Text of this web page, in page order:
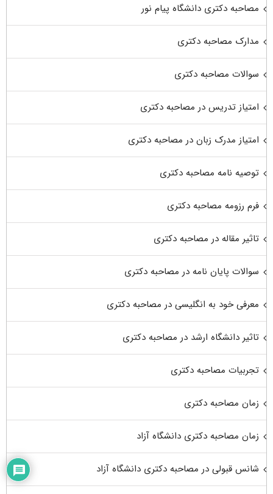
مصاحبه دکتری دانشگاه پیام نور
مدارک مصاحبه دکتری
سوالات مصاحبه دکتری
امتیاز تدریس در مصاحبه دکتری
امتیاز مدرک زبان در مصاحبه دکتری
توصیه نامه مصاحبه دکتری
فرم رزومه مصاحبه دکتری
تاثیر مقاله در مصاحبه دکتری
سوالات پایان نامه در مصاحبه دکتری
معرفی خود به انگلیسی در مصاحبه دکتری
تاثیر دانشگاه ارشد در مصاحبه دکتری
تجربیات مصاحبه دکتری
زمان مصاحبه دکتری
زمان مصاحبه دکتری دانشگاه آزاد
شانس قبولی در مصاحبه دکتری دانشگاه آزاد